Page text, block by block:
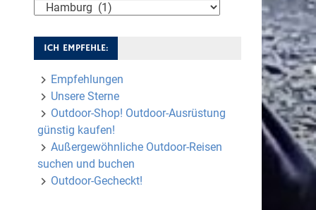
Kategorien
ICH EMPFEHLE:
Empfehlungen
Unsere Sterne
Outdoor-Shop! Outdoor-Ausrüstung
günstig kaufen!
Außergewöhnliche Outdoor-Reisen
suchen und buchen
Outdoor-Gecheckt!